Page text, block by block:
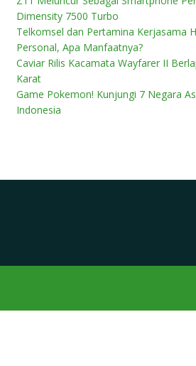
Dimensity 7500 Turbo
Telkomsel dan Pertamina Kerjasama
Personal, Apa Manfaatnya?
Caviar Rilis Kacamata Wayfarer II
Karat
Game Pokemon! Kunjungi 7 Negara
Indonesia